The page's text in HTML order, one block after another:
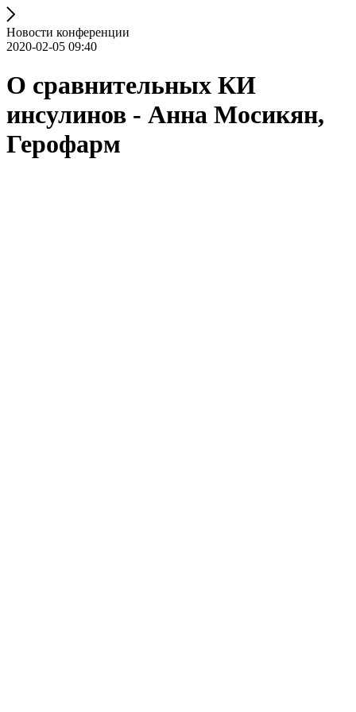
Новости конференции
2020-02-05 09:40
О сравнительных КИ
инсулинов - Анна Мосикян,
Герофарм